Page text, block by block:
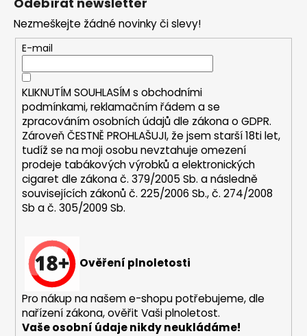
p
r
v
k
y
v
ý
p
i
s
u
í
Nezmeškejte žádné novinky či slevy!
E-mail
KLIKNUTÍM SOUHLASÍM s obchodními
podmínkami,reklamačním řádem a se
zpracováním osobních údajů dle zákona oGDPR.
Zároveň ČESTNĚ PROHLAŠUJI, že jsem starší 18ti let,
tudíž se na moji osobu nevztahuje omezení
prodeje tabákových výrobků a elektronických
cigaret dle zákona č. 379/2005 Sb. a následně
souvisejících zákonů č. 225/2006 Sb., č. 274/2008
Sb a č. 305/2009 Sb.
Ověření plnoletosti
Pro nákup na našem e-shopu potřebujeme, dle
nařízení zákona, ověřit Vaši plnoletost.
Vaše osobní údaje nikdy neukládáme!